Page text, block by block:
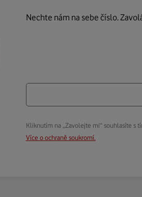
Nechte nám na sebe číslo.
Kliknutím na „Zavolejte mi“ souhlasíte s
Více o ochraně soukromí.